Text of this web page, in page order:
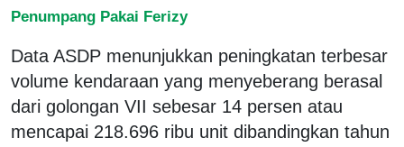
Penumpang Pakai Ferizy
​​Data ASDP menunjukkan peningkatan terbesar
volume kendaraan yang menyeberang berasal
dari golongan VII sebesar 14 persen atau
mencapai 218.696 ribu unit dibandingkan tahun